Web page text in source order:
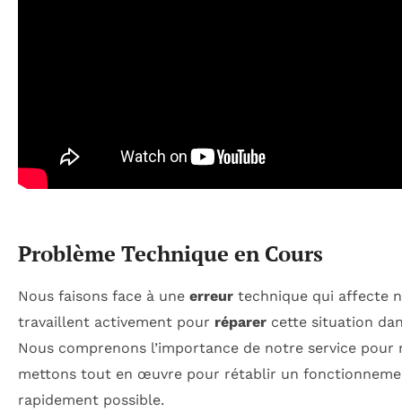
Problème Technique en Cours
Nous faisons face à une erreur technique qui affecte
travaillent activement pour réparer cette situation
Nous comprenons l’importance de notre service
mettons tout en œuvre pour rétablir un
rapidement possible.